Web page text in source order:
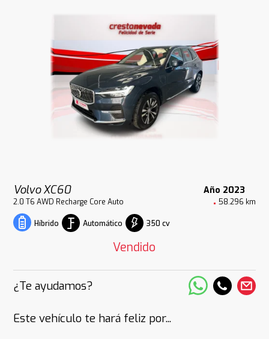
Volvo XC60 Año 2023
2.0 T6 AWD Recharge Core Auto 58.296 km
Híbrido Automático 350 cv
Vendido
¿Te ayudamos?
Este vehículo te hará feliz por...